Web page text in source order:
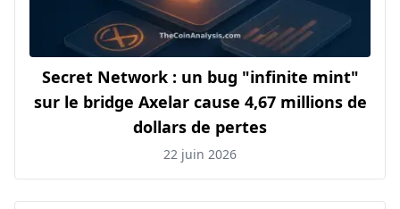
Secret Network : un bug "infinite mint"
sur le bridge Axelar cause 4,67 millions de
dollars de pertes
22 juin 2026